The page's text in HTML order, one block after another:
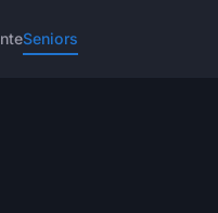
Seniors